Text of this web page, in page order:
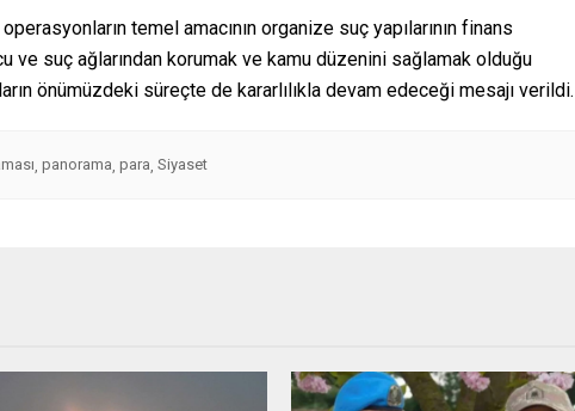
temel amacının organize suç yapılarının finans
ve suç ağlarından korumak ve kamu düzenini sağlamak olduğu
önümüzdeki süreçte de kararlılıkla devam edeceği mesajı verildi.
, panorama, para, Siyaset